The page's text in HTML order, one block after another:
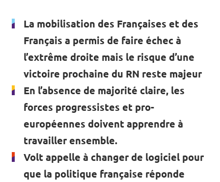
La mobilisation des Françaises et des
Français a permis de faire échec à
l’extrême droite mais le risque d’une
victoire prochaine du RN reste majeur
En l’absence de majorité claire, les
forces progressistes et pro-
européennes doivent apprendre à
travailler ensemble.
Volt appelle à changer de logiciel pour
que la politique française réponde